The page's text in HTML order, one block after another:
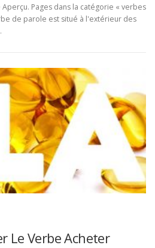
Pages dans la catégorie « verbes
de parole est situé à l'extérieur des
Le Verbe Acheter